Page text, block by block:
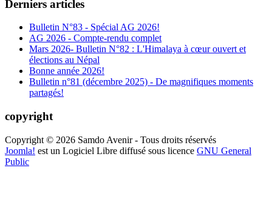
Derniers articles
Bulletin N°83 - Spécial AG 2026!
AG 2026 - Compte-rendu complet
Mars 2026- Bulletin N°82 : L'Himalaya à cœur ouvert et
élections au Népal
Bonne année 2026!
Bulletin n°81 (décembre 2025) - De magnifiques moments
partagés!
copyright
Copyright © 2026 Samdo Avenir - Tous droits réservés
Joomla! est un Logiciel Libre diffusé sous licence GNU General
Public